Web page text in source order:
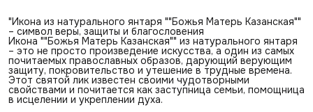
"Икона из натурального янтаря ""Божья Матерь Казанская""
– символ веры, защиты и благословения
Икона ""Божья Матерь Казанская"" из натурального янтаря
– это не просто произведение искусства, а один из самых
почитаемых православных образов, дарующий верующим
защиту, покровительство и утешение в трудные времена.
Этот святой лик известен своими чудотворными
свойствами и почитается как заступница семьи, помощница
в исцелении и укреплении духа.